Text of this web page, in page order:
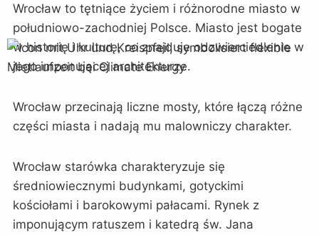
Wrocław to tętniące życiem i różnorodne miasto w
południowo-zachodniej Polsce. Miasto jest bogate
w historię i kulturę, co znajduje odzwierciedlenie w
jego imponującej architekturze.
Wrocław przecinają liczne mosty, które łączą różne
części miasta i nadają mu malowniczy charakter.
Wrocław starówka charakteryzuje się
średniowiecznymi budynkami, gotyckimi
kościołami i barokowymi pałacami. Rynek z
imponującym ratuszem i katedrą św. Jana